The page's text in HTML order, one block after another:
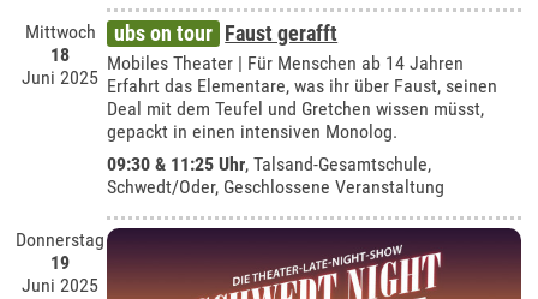
Mittwoch
18
Juni 2025
ubs on tour Faust gerafft
Mobiles Theater | Für Menschen ab 14 Jahren
Erfahrt das Elementare, was ihr über Faust, seinen
Deal mit dem Teufel und Gretchen wissen müsst,
gepackt in einen intensiven Monolog.
09:30 & 11:25 Uhr,Talsand-Gesamtschule,
Schwedt/Oder, Geschlossene Veranstaltung
Donnerstag
19
Juni 2025